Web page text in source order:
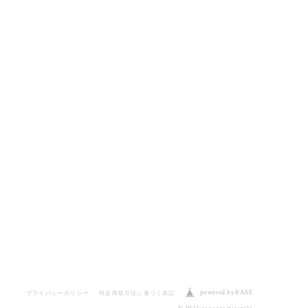
プライバシーポリシー 特定商取引法に基づく表記 powered by BASE